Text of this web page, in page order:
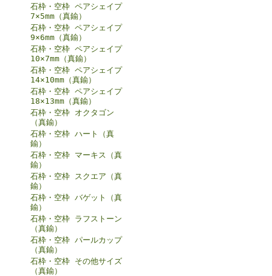
石枠・空枠 ペアシェイプ
7×5mm（真鍮）
石枠・空枠 ペアシェイプ
9×6mm（真鍮）
石枠・空枠 ペアシェイプ
10×7mm（真鍮）
石枠・空枠 ペアシェイプ
14×10mm（真鍮）
石枠・空枠 ペアシェイプ
18×13mm（真鍮）
石枠・空枠 オクタゴン
（真鍮）
石枠・空枠 ハート（真
鍮）
石枠・空枠 マーキス（真
鍮）
石枠・空枠 スクエア（真
鍮）
石枠・空枠 バゲット（真
鍮）
石枠・空枠 ラフストーン
（真鍮）
石枠・空枠 パールカップ
（真鍮）
石枠・空枠 その他サイズ
（真鍮）